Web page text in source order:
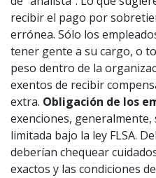
recibir el pago por
errónea. Sólo los
tener gente a su cargo, o
peso dentro de la
exentos de recibir
extra. Obligación de los
exenciones,
limitada bajo la ley FLSA.
deberían chequear
exactos y las condiciones